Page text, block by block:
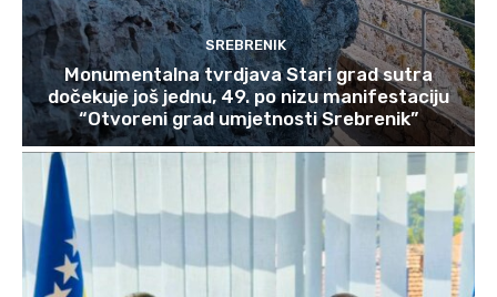
SREBRENIK
Monumentalna tvrdjava Stari grad sutra
dočekuje još jednu, 49. po nizu manifestaciju
“Otvoreni grad umjetnosti Srebrenik”